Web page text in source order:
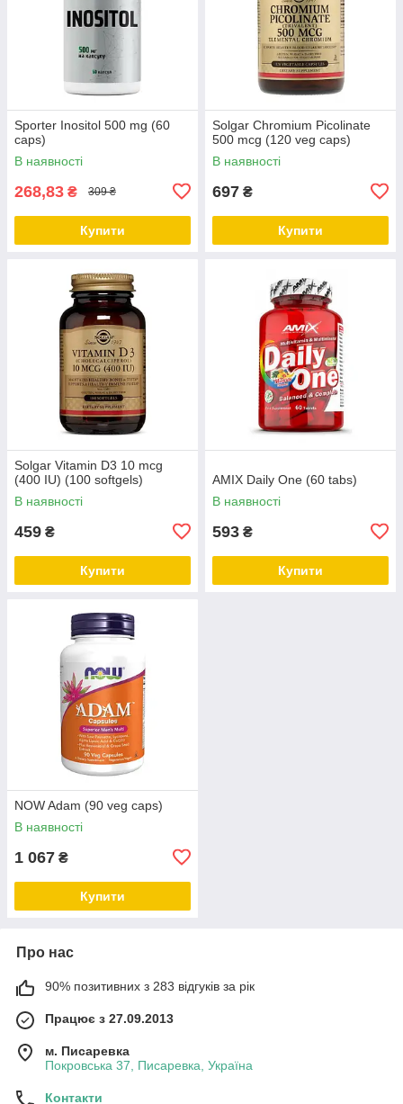
Sporter Inositol 500 mg (60
caps)
В наявності
268,83 ₴ 309 ₴
Купити
Solgar Chromium Picolinate
500 mcg (120 veg caps)
В наявності
697 ₴
Купити
Solgar Vitamin D3 10 mcg
(400 IU) (100 softgels)
В наявності
459 ₴
Купити
AMIX Daily One (60 tabs)
В наявності
593 ₴
Купити
NOW Adam (90 veg caps)
В наявності
1 067 ₴
Купити
Про нас
90% позитивних з 283 відгуків за рік
Працює з 27.09.2013
м. Писаревка
Покровська 37, Писаревка, Україна
Контакти